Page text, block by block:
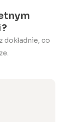
dokładnie, co